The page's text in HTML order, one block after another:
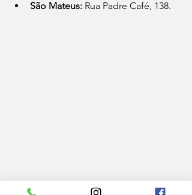
São Mateus: Rua Padre Café, 138.